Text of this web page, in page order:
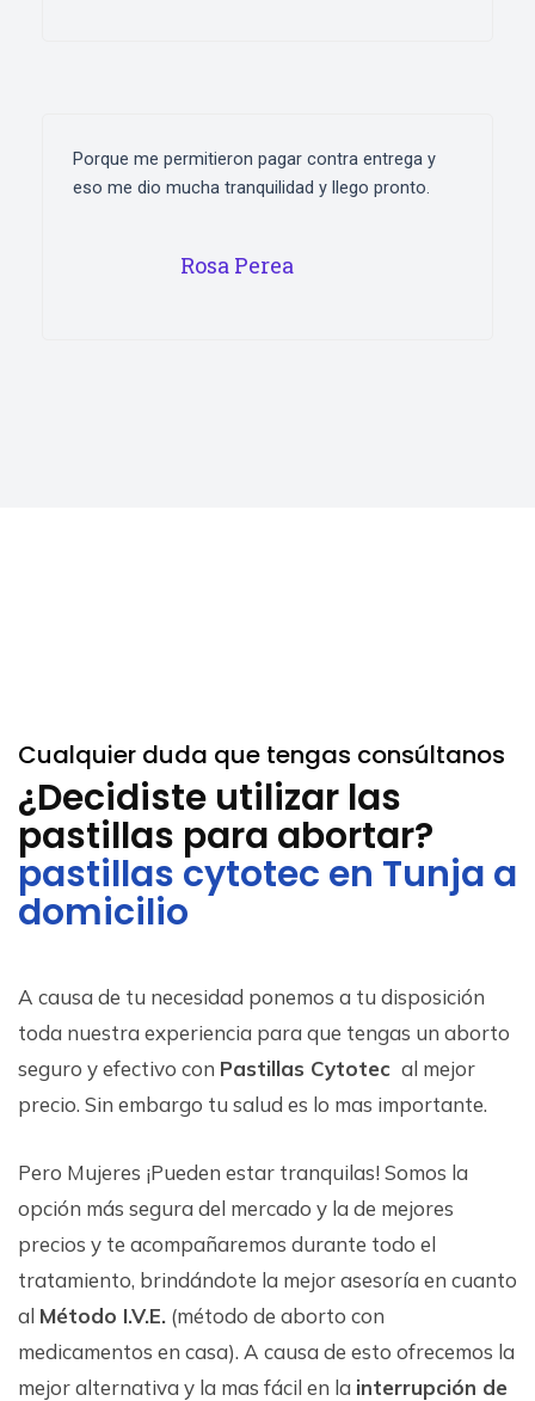
Porque me permitieron pagar contra entrega y
eso me dio mucha tranquilidad y llego pronto.
Rosa Perea
Cualquier duda que tengas consúltanos
¿Decidiste utilizar las
pastillas para abortar?
pastillas cytotec en Tunja a
domicilio
A causa de tu necesidad ponemos a tu disposición
toda nuestra experiencia para que tengas un aborto
seguro y efectivo con Pastillas Cytotec al mejor
precio. Sin embargo tu salud es lo mas importante.
Pero Mujeres ¡Pueden estar tranquilas! Somos la
opción más segura del mercado y la de mejores
precios y te acompañaremos durante todo el
tratamiento, brindándote la mejor asesoría en cuanto
al Método I.V.E. (método de aborto con
medicamentos en casa). A causa de esto ofrecemos la
mejor alternativa y la mas fácil en la interrupción de